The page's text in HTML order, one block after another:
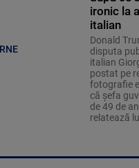
ironic la
italian
Donald
disputa
italian
postat pe
fotografie
că șefa
de 49 de
relatează